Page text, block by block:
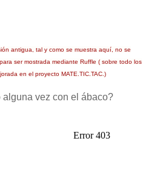
antigua, tal y como se muestra aquí, no se
ser mostrada mediante Ruffle ( sobre todo los
en el proyecto MATE.TIC.TAC.)
vez con el ábaco?